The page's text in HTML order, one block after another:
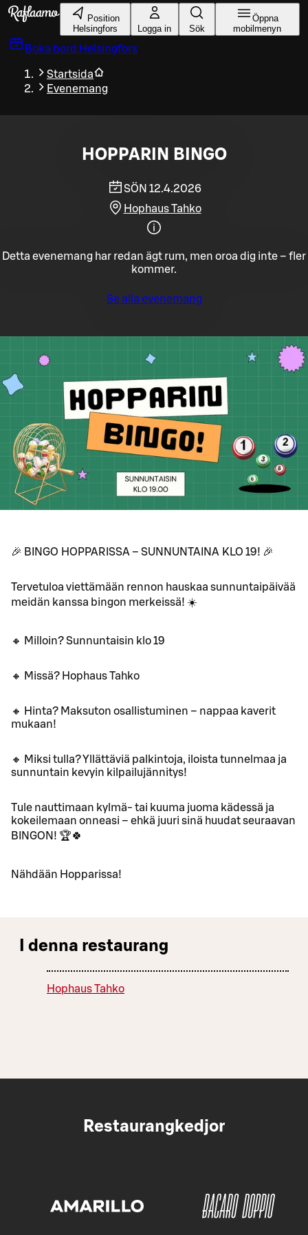
Gå till huvudinnehållet
Position
Helsingfors
Logga in Sök
Öppna
mobilmenyn
Boka bord Helsingfors
Startsida
Evenemang
HOPPARIN BINGO
SÖN 12.4.2026
Hophaus Tahko
Detta evenemang har redan ägt rum, men oroa dig inte – fler
kommer.
Se alla evenemang
🎉 BINGO HOPPARISSA – SUNNUNTAINA KLO 19! 🎉
Tervetuloa viettämään rennon hauskaa sunnuntaipäivää
meidän kanssa bingon merkeissä! ☀️
🔸 Milloin? Sunnuntaisin klo 19
🔸 Missä? Hophaus Tahko
🔸 Hinta? Maksuton osallistuminen – nappaa kaverit
mukaan!
🔸 Miksi tulla? Yllättäviä palkintoja, iloista tunnelmaa ja
sunnuntain kevyin kilpailujännitys!
Tule nauttimaan kylmä- tai kuuma juoma kädessä ja
kokeilemaan onneasi – ehkä juuri sinä huudat seuraavan
BINGON! 🏆🍀
Nähdään Hopparissa!
I denna restaurang
Hophaus Tahko
Restaurangkedjor